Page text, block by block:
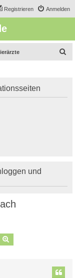
Anmelden
Registrieren
e
und
Suche